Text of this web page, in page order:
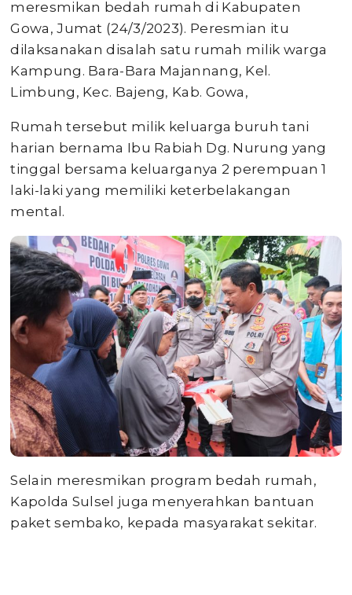
meresmikan bedah rumah di Kabupaten
Gowa, Jumat (24/3/2023). Peresmian itu
dilaksanakan disalah satu rumah milik warga
Kampung. Bara-Bara Majannang, Kel.
Limbung, Kec. Bajeng, Kab. Gowa,
Rumah tersebut milik keluarga buruh tani
harian bernama Ibu Rabiah Dg. Nurung yang
tinggal bersama keluarganya 2 perempuan 1
laki-laki yang memiliki keterbelakangan
mental.
Selain meresmikan program bedah rumah,
Kapolda Sulsel juga menyerahkan bantuan
paket sembako, kepada masyarakat sekitar.